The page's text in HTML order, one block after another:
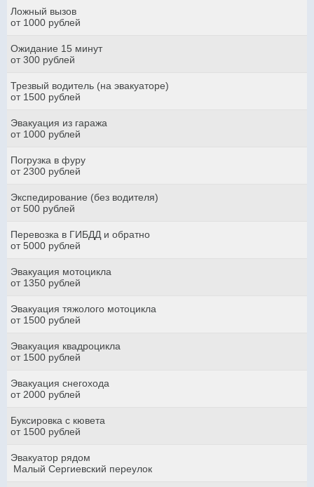
Ложный вызов
от 1000 рублей
Ожидание 15 минут
от 300 рублей
Трезвый водитель (на эвакуаторе)
от 1500 рублей
Эвакуация из гаража
от 1000 рублей
Погрузка в фуру
от 2300 рублей
Экспедирование (без водителя)
от 500 рублей
Перевозка в ГИБДД и обратно
от 5000 рублей
Эвакуация мотоцикла
от 1350 рублей
Эвакуация тяжолого мотоцикла
от 1500 рублей
Эвакуация квадроцикла
от 1500 рублей
Эвакуация снегохода
от 2000 рублей
Буксировка с кювета
от 1500 рублей
Эвакуатор рядом
Малый Сергиевский переулок